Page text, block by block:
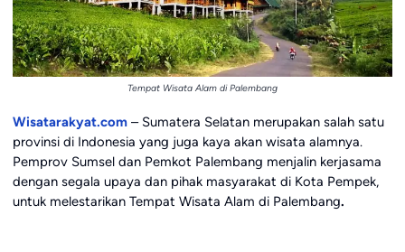
Tempat Wisata Alam di Palembang
Wisatarakyat.com– Sumatera Selatan merupakan salah satu
provinsi di Indonesia yang juga kaya akan wisata alamnya.
Pemprov Sumsel dan Pemkot Palembang menjalin kerjasama
dengan segala upaya dan pihak masyarakat di Kota Pempek,
untuk melestarikan Tempat Wisata Alam di Palembang.